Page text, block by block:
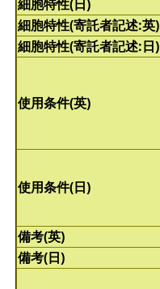
細胞特性(日)
細胞特性(寄託者記述:英)
細胞特性(寄託者記述:日)
使用条件(英)
使用条件(日)
備考(英)
備考(日)